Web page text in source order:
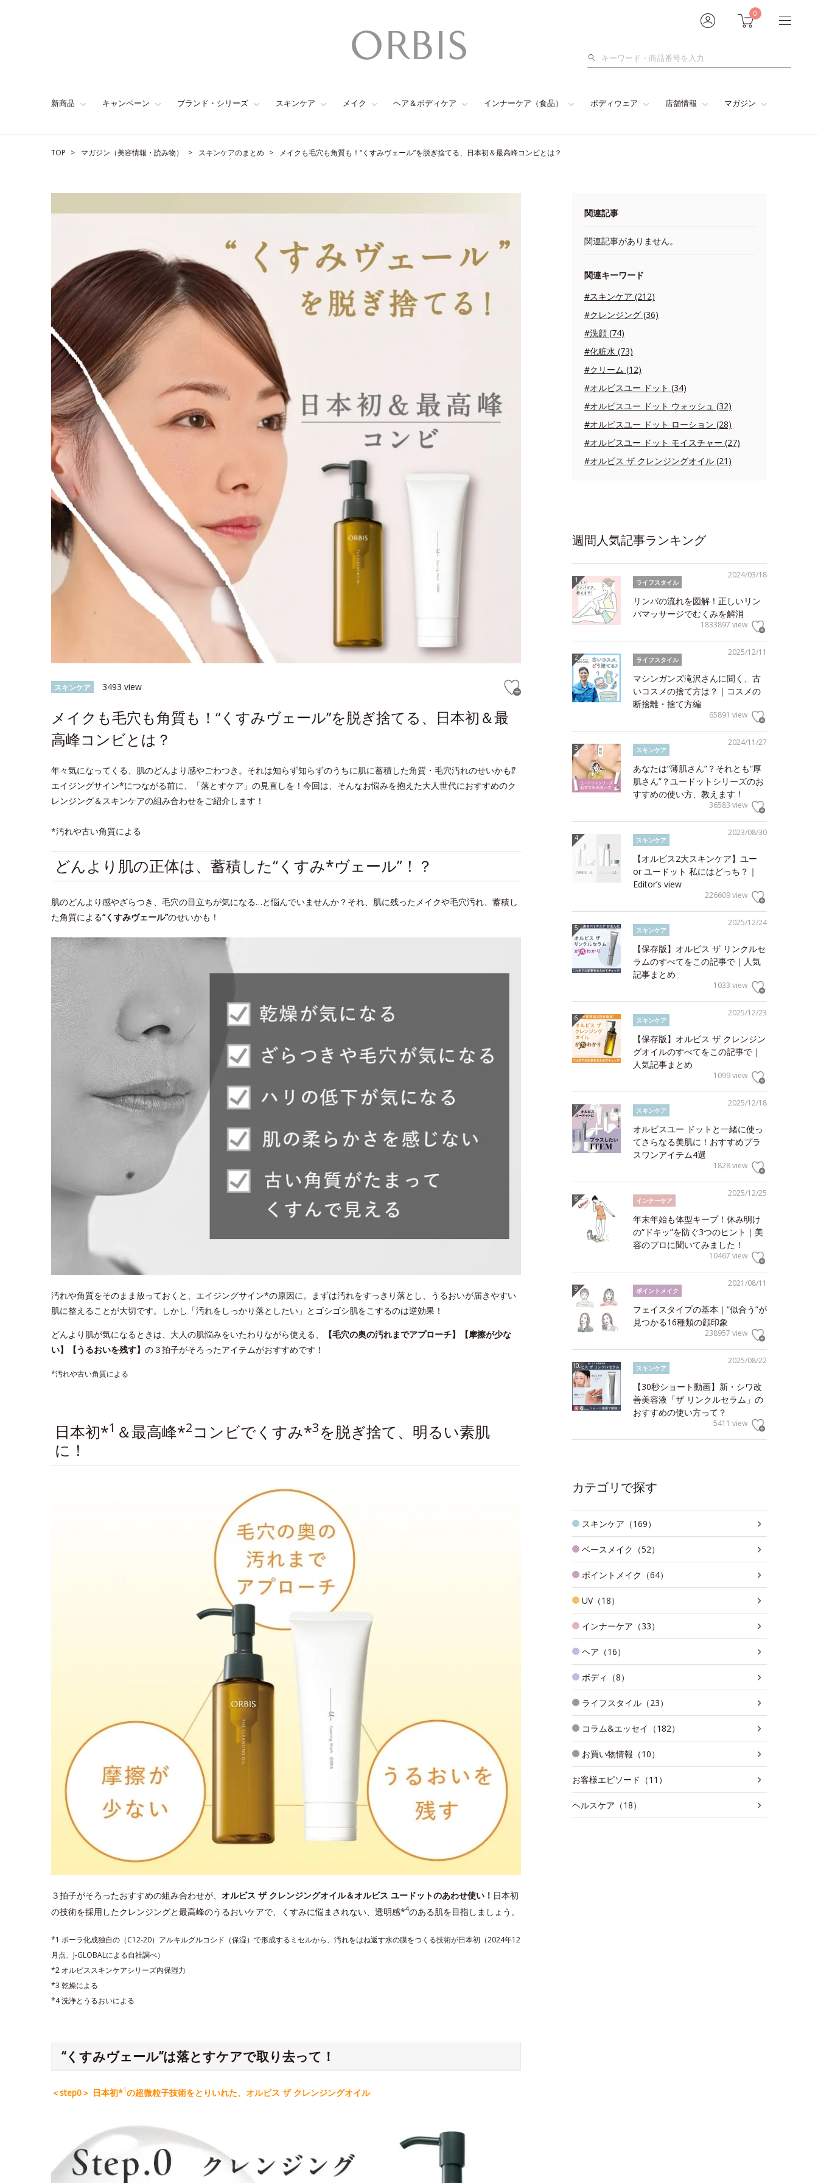
0
検
新商品 キャンペーン ブランド・シリーズ スキンケア メイク ヘア＆ボディケア インナーケア（食品） ボディウェア 店舗情報 マガジン
TOP マガジン（美容情報・読み物） スキンケアのまとめ メイクも毛穴も角質も！“くすみヴェール”を脱ぎ捨てる、日本初＆最高峰コンビとは？
スキンケア 3493 view
メイクも毛穴も角質も！“くすみヴェール”を脱ぎ捨てる、日本初＆最
高峰コンビとは？
年々気になってくる、肌のどんより感やごわつき。それは知らず知らずのうちに肌に蓄積した角質・毛穴汚れのせいかも⁉
エイジングサイン*につながる前に、「落とすケア」の見直しを！今回は、そんなお悩みを抱えた大人世代におすすめのク
レンジング＆スキンケアの組み合わせをご紹介します！
*汚れや古い角質による
どんより肌の正体は、蓄積した“くすみ*ヴェール”！？
肌のどんより感やざらつき、毛穴の目立ちが気になる…と悩んでいませんか？それ、肌に残ったメイクや毛穴汚れ、蓄積し
た角質による“くすみヴェール”のせいかも！
汚れや角質をそのまま放っておくと、エイジングサイン*の原因に。まずは汚れをすっきり落とし、うるおいが届きやすい
肌に整えることが大切です。しかし「汚れをしっかり落としたい」とゴシゴシ肌をこするのは逆効果！
どんより肌が気になるときは、大人の肌悩みをいたわりながら使える、
【毛穴の奥の汚れまでアプローチ】【摩擦が少な
い】【うるおいを残す】 の３拍子がそろったアイテムがおすすめです！
*汚れや古い角質による
日本初*1 ＆最高峰*2コンビでくすみ*3を脱ぎ捨て、明るい素肌
に！
３拍子がそろったおすすめの組み合わせが、 オルビス ザ クレンジングオイル＆オルビス ユードットのあわせ使い！ 日本初
の技術を採用したクレンジングと最高峰のうるおいケアで、くすみに悩まされない、透明感*4のある肌を目指しましょう。
*1 ポーラ化成独自の（C12-20）アルキルグルコシド（保湿）で形成するミセルから、汚れをはね返す水の膜をつくる技術が日本初（2024年12
月点、J-GLOBALによる自社調べ）
*2 オルビススキンケアシリーズ内保湿力
*3 乾燥による
*4 洗浄とうるおいによる
“くすみヴェール”は落とすケアで取り去って！
＜step0＞ 日本初*1の超微粒子技術をとりいれた、オルビス ザ クレンジングオイル
関連記事
関連記事がありません。
関連キーワード
#スキンケア (212)
#クレンジング (36)
#洗顔 (74)
#化粧水 (73)
#クリーム (12)
#オルビスユー ドット (34)
#オルビスユー ドット ウォッシュ (32)
#オルビスユー ドット ローション (28)
#オルビスユー ドット モイスチャー (27)
#オルビス ザ クレンジングオイル (21)
週間人気記事ランキング
2024/03/18
ライフスタイル
リンパの流れを図解！正しいリン
パマッサージでむくみを解消
1833897 view
2025/12/11
ライフスタイル
マシンガンズ滝沢さんに聞く、古
いコスメの捨て方は？｜コスメの
断捨離・捨て方編
65891 view
2024/11/27
スキンケア
あなたは“薄肌さん”？それとも“厚
肌さん”？ユードットシリーズのお
すすめの使い方、教えます！
36583 view
2023/08/30
スキンケア
【オルビス2大スキンケア】ユー
or ユードット 私にはどっち？｜
Editor’s view
226609 view
2025/12/24
スキンケア
【保存版】オルビス ザ リンクルセ
ラムのすべてをこの記事で｜人気
記事まとめ
1033 view
2025/12/23
スキンケア
【保存版】オルビス ザ クレンジン
グオイルのすべてをこの記事で｜
人気記事まとめ
1099 view
2025/12/18
スキンケア
オルビスユー ドットと一緒に使っ
てさらなる美肌に！おすすめプラ
スワンアイテム4選
1828 view
2025/12/25
インナーケア
年末年始も体型キープ！休み明け
の“ドキッ”を防ぐ3つのヒント｜美
容のプロに聞いてみました！
10467 view
2021/08/11
ポイントメイク
フェイスタイプの基本｜“似合う”が
見つかる16種類の顔印象
238957 view
2025/08/22
スキンケア
【30秒ショート動画】新・シワ改
善美容液「ザ リンクルセラム」の
おすすめの使い方って？
5411 view
カテゴリで探す
スキンケア（169）
ベースメイク（52）
ポイントメイク（64）
UV（18）
インナーケア（33）
ヘア（16）
ボディ（8）
ライフスタイル（23）
コラム&エッセイ（182）
お買い物情報（10）
お客様エピソード（11）
ヘルスケア（18）